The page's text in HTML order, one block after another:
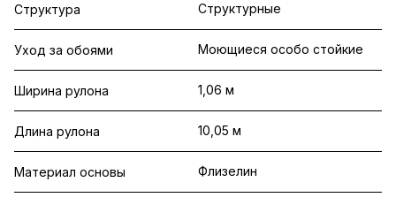
Структура Структурные
Уход за обоями Моющиеся особо стойкие
Ширина рулона 1,06 м
Длина рулона 10,05 м
Материал основы Флизелин